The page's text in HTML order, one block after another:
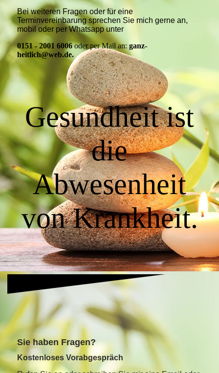
Bei weiteren Fragen oder für eine
Terminvereinbarung sprechen Sie mich gerne an,
mobil oder per Whatsapp unter
0151 - 2001 6006oder per Mail an:ganz-
heitlich@web.de.
Gesundheit ist
die
Abwesenheit
von Krankheit.
Sie haben Fragen?
Kostenloses Vorabgespräch